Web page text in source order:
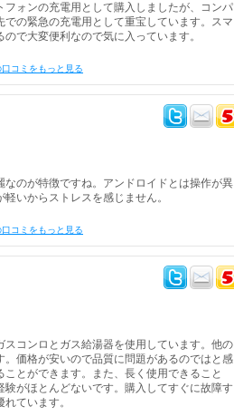
ォンの充電用として購入しましたが、コンパ
の緊急の充電用として重宝しています。スマ
で大変便利なので気に入っています。
口コミをもっと見る
のが特徴ですね。アンドロイドとは操作が異
いからストレスを感じません。
口コミをもっと見る
コンロとガス給湯器を使用しています。他の
価格が安いので品質に問題があるのではと感
とができます。また、長く使用できること
がほとんどないです。購入してすぐに故障す
ています。